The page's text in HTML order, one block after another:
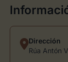
Dirección
Rúa Antón